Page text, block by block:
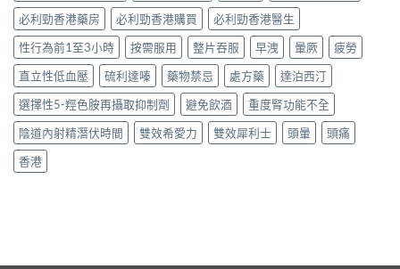
必利勁香港藥房
必利勁香港購買
必利勁香港醫生
性行為前1至3小時
按需服用 整片吞服 早洩 暈厥
疲勞
直立性低血壓
硫利達嗪 藥物禁忌 處方藥
達泊西汀
選擇性5-羥色胺再攝取抑制劑
避免飲酒
重度腎功能不全
陰道內射精潛伏時間
雙效希愛力 雙效犀利士 頭暈
頭痛
香港